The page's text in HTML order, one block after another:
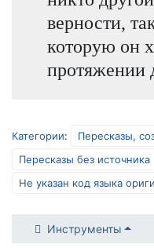
верности,
которую он
протяжении
Категории:
Пересказы,
Пересказы без источника
Не указан код языка
Инструменты